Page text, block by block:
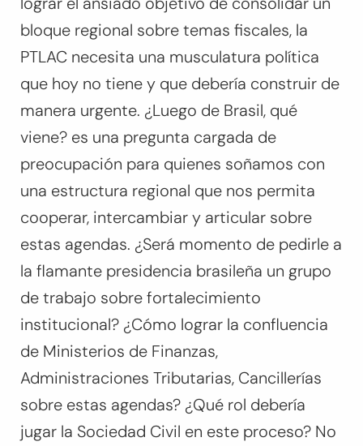
bloque regional sobre temas fiscales, la
PTLAC necesita una musculatura política
que hoy no tiene y que debería construir de
manera urgente. ¿Luego de Brasil, qué
viene? es una pregunta cargada de
preocupación para quienes soñamos con
una estructura regional que nos permita
cooperar, intercambiar y articular sobre
estas agendas. ¿Será momento de pedirle a
la flamante presidencia brasileña un grupo
de trabajo sobre fortalecimiento
institucional? ¿Cómo lograr la confluencia
de Ministerios de Finanzas,
Administraciones Tributarias, Cancillerías
sobre estas agendas? ¿Qué rol debería
jugar la Sociedad Civil en este proceso? No